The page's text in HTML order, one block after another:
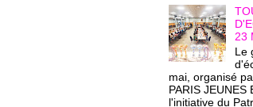
23
Le
mai, organisé
PARIS JEUNES
l'initiative du